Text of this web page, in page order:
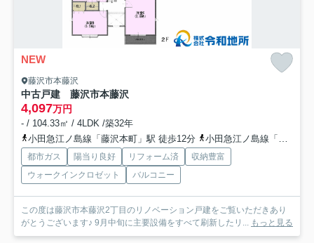
NEW
藤沢市本藤沢
中古戸建 藤沢市本藤沢
4,097万円
- / 104.33㎡ / 4LDK /築32年
小田急江ノ島線「藤沢本町」駅 徒歩12分
小田急江ノ島線「藤沢本町」駅 バス2分 「修道院下」 停歩4分
都市ガス 陽当り良好 リフォーム済
収納豊富
ウォークインクロゼット
バルコニー
この度は藤沢市本藤沢2丁目のリノベーション戸建をご覧いただきあり
がとうございます♪ 9月中旬に主要設備をすべて刷新したリ... もっと見る